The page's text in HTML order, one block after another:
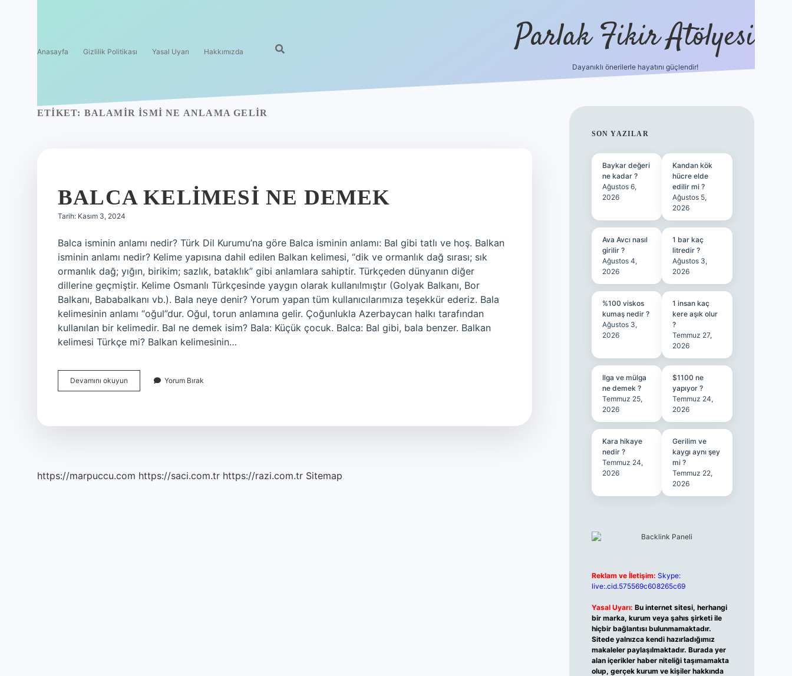
Anasayfa Gizlilik Politikası Yasal Uyarı Hakkımızda Parlak Fikir Atölyesi
Dayanıklı önerilerle hayatını güçlendir!
ETIKET: BALAMIR ISMI NE ANLAMA GELIR
BALCA KELIMESI NE DEMEK
Tarih: Kasım 3, 2024
Balca isminin anlamı nedir? Türk Dil Kurumu’na göre Balca isminin anlamı: Bal gibi tatlı ve hoş. Balkan
isminin anlamı nedir? Kelime yapısına dahil edilen Balkan kelimesi, “dik ve ormanlık dağ sırası; sık
ormanlık dağ; yığın, birikim; sazlık, bataklık” gibi anlamlara sahiptir. Türkçeden dünyanın diğer
dillerine geçmiştir. Kelime Osmanlı Türkçesinde yaygın olarak kullanılmıştır (Golyak Balkanı, Bor
Balkanı, Bababalkanı vb.). Bala neye denir? Yorum yapan tüm kullanıcılarımıza teşekkür ederiz. Bala
kelimesinin anlamı “oğul”dur. Oğul, torun anlamına gelir. Çoğunlukla Azerbaycan halkı tarafından
kullanılan bir kelimedir. Bal ne demek isim? Bala: Küçük çocuk. Balca: Bal gibi, bala benzer. Balkan
kelimesi Türkçe mi? Balkan kelimesinin…
Devamını okuyun
Kelimesi
Yorum Bırak
https://marpuccu.com https://saci.com.tr https://razi.com.tr Sitemap
SIDEBAR
SON YAZILAR
Baykar değeri
ne kadar ?
Ağustos 6,
2026
Kandan kök
hücre elde
edilir mi ?
Ağustos 5,
2026
Ava Avcı nasıl
girilir ?
Ağustos 4,
2026
1 bar kaç
litredir ?
Ağustos 3,
2026
%100 viskos
kumaş nedir ?
Ağustos 3,
2026
1 insan kaç
kere aşık olur
?
Temmuz 27,
2026
Ilga ve mülga
ne demek ?
Temmuz 25,
2026
$1100 ne
yapıyor ?
Temmuz 24,
2026
Kara hikaye
nedir ?
Temmuz 24,
2026
Gerilim ve
kaygı aynı şey
mi ?
Temmuz 22,
2026
Reklam ve İletişim: Skype:
live:.cid.575569c608265c69
Yasal Uyarı: Bu internet sitesi, herhangi
bir marka, kurum veya şahıs şirketi ile
hiçbir bağlantısı bulunmamaktadır.
Sitede yalnızca kendi hazırladığımız
makaleler paylaşılmaktadır. Burada yer
alan içerikler haber niteliği taşımamakta
olup, gerçek kurum ve kişiler hakkında
ilbet casino